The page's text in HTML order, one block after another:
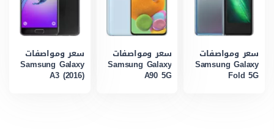
سعر ومواصفات
Samsung Galaxy
Fold 5G
سعر ومواصفات
Samsung Galaxy
A90 5G
سعر ومواصفات
Samsung Galaxy
A3 (2016)